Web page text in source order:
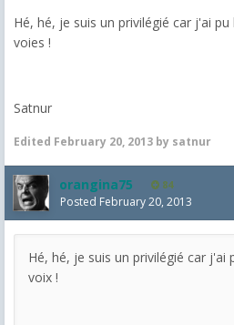
Hé, hé, je suis un privilégié car j'ai
voies !
Satnur
Edited February 20, 2013 by satnur
orangina75 84
Posted February 20, 2013
Hé, hé, je suis un privilégié car j'ai
voix !